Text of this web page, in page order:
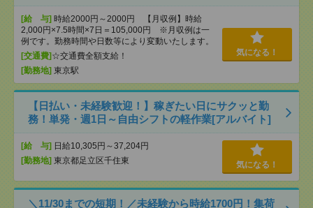
[給 与] 時給2000円～2000円 【月収例】時給
2,000円×7.5時間×7日＝105,000円 ※月収例は一
例です。勤務時間や日数等により変動いたします。
[交通費] ☆交通費全額支給！
[勤務地] 東京駅
気になる！
【日払い・未経験歓迎！】稼ぎたい日にサクッと勤
務！単発・週1日～自由シフトの軽作業[アルバイト]
[給 与] 日給10,305円～37,204円
[勤務地] 東京都足立区千住東 気になる！
＼11/30までの短期！／未経験から時給1700円！集荷